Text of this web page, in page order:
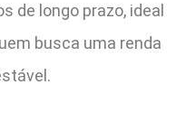
de longo prazo, ideal
busca uma renda